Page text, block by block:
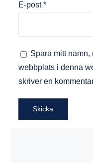
E-post*
Spara mitt namn,
webbplats i denna
skriver en